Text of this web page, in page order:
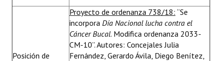
Posición de
Proyecto de ordenanza 738/18: “Se
incorpora Día Nacional lucha contra el
Cáncer Bucal. Modifica ordenanza 2033-
CM-10”. Autores: Concejales Julia
Fernández, Gerardo Ávila, Diego Benítez,